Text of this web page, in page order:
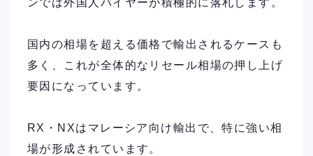
ンでは外国人バイヤーが積極的に落札します。
国内の相場を超える価格で輸出されるケースも
多く、これが全体的なリセール相場の押し上げ
要因になっています。
RX・NXはマレーシア向け輸出で、特に強い相
場が形成されています。